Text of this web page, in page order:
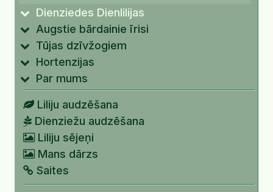
Dienziedes Dienlilijas
Augstie bārdainie īrisi
Tūjas dzīvžogiem
Hortenzijas
Par mums
Liliju audzēšana
Dienziežu audzēšana
Liliju sējeņi
Mans dārzs
Saites